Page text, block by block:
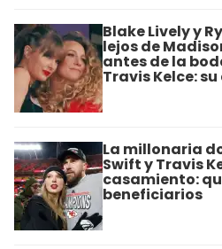
Blake Lively y
lejos de
antes de la
Travis Kelce:
La millonaria
Swift y Travis
casamiento:
beneficiarios